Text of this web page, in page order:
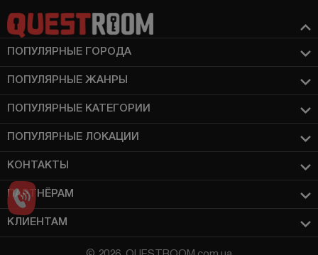
ПОПУЛЯРНЫЕ ГОРОДА
ПОПУЛЯРНЫЕ ЖАНРЫ
ПОПУЛЯРНЫЕ КАТЕГОРИИ
ПОПУЛЯРНЫЕ ЛОКАЦИИ
КОНТАКТЫ
ПАРТНЁРАМ
КЛИЕНТАМ